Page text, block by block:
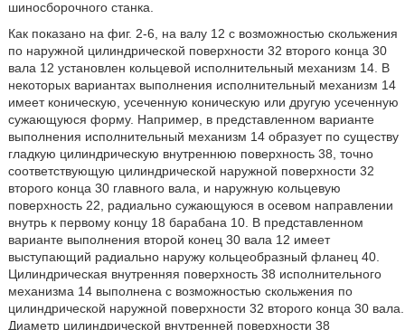
шиносборочного станка.
Как показано на фиг. 2-6, на валу 12 с возможностью скольжения
по наружной цилиндрической поверхности 32 второго конца 30
вала 12 установлен кольцевой исполнительный механизм 14. В
некоторых вариантах выполнения исполнительный механизм 14
имеет коническую, усеченную коническую или другую усеченную
сужающуюся форму. Например, в представленном варианте
выполнения исполнительный механизм 14 образует по существу
гладкую цилиндрическую внутреннюю поверхность 38, точно
соответствующую цилиндрической наружной поверхности 32
второго конца 30 главного вала, и наружную кольцевую
поверхность 22, радиально сужающуюся в осевом направлении
внутрь к первому концу 18 барабана 10. В представленном
варианте выполнения второй конец 30 вала 12 имеет
выступающий радиально наружу кольцеобразный фланец 40.
Цилиндрическая внутренняя поверхность 38 исполнительного
механизма 14 выполнена с возможностью скольжения по
цилиндрической наружной поверхности 32 второго конца 30 вала.
Диаметр цилиндрической внутренней поверхности 38